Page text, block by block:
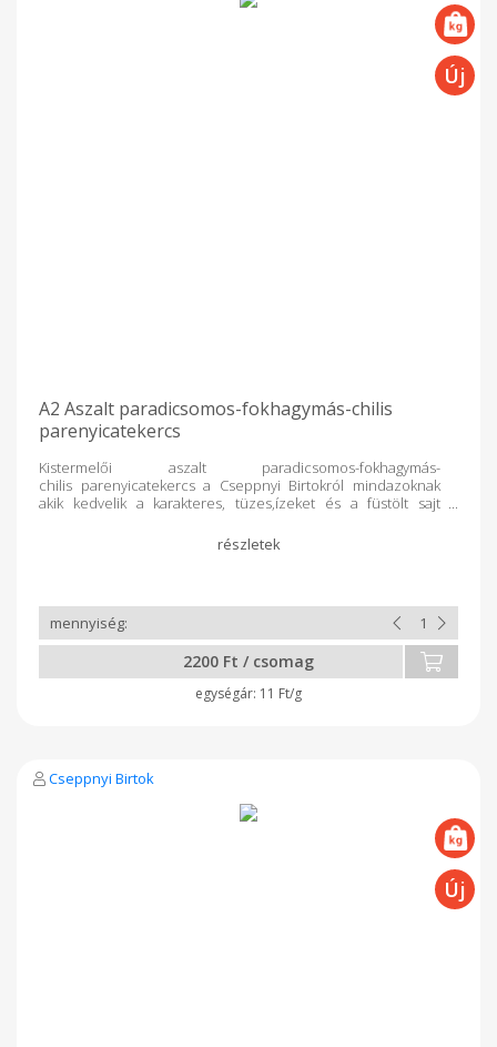
A2 Aszalt paradicsomos-fokhagymás-chilis
parenyicatekercs
Kistermelői aszalt paradicsomos-fokhagymás-
chilis parenyicatekercs a Cseppnyi Birtokról mindazoknak
akik kedvelik a karakteres, tüzes,ízeket és a füstölt sajt
tejfehérjeérzékenyek is fogyaszthatják. Teljes tejből csináljuk.
A napérlelte aszalt paradicsom édeskés íze, a fokhagyma
tekercsben. Minden termékünk tartósítószer- és
adalékanyagmentes! Összetevők:
pasztőrözött teljes tehéntej, 1,5 % aszalt paradicsom, 0,3%
fokhagyma, 0,2% chilipehely, só, oltóenzim, baktérium kultúra
A feltüntetett súly hozzávetőleges, végleges súly és ár
átvételkor tudunk mondani.
2200 Ft / csomag
11 Ft/g
Cseppnyi Birtok